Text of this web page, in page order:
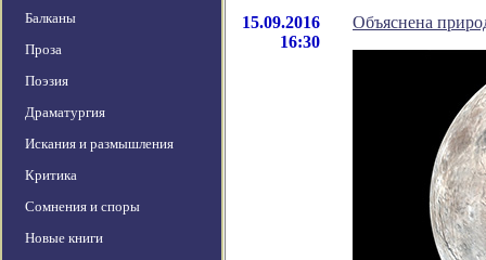
Балканы
Проза
Поэзия
Драматургия
Искания и размышления
Критика
Сомнения и споры
Новые книги
15.09.2016
16:30
Объяснена